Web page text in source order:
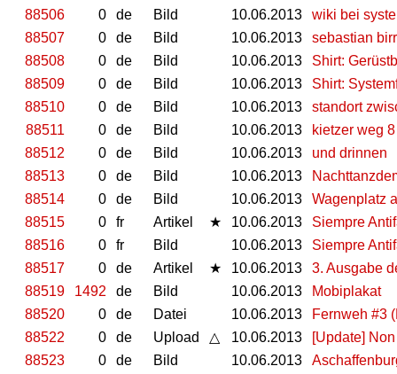
88506
0 de Bild 10.06.2013
wiki bei
88507
0 de Bild 10.06.2013
sebastian
88508
0 de Bild 10.06.2013
Shirt:
88509
0 de Bild 10.06.2013
Shirt:
88510
0 de Bild 10.06.2013
standort
88511
0 de Bild 10.06.2013
kietzer weg
88512
0 de Bild 10.06.2013
und drinnen
88513
0 de Bild 10.06.2013
88514
0 de Bild 10.06.2013
Wagenplatz
88515
0 fr Artikel ★ 10.06.2013
Siempre
88516
0 fr Bild 10.06.2013
Siempre
88517
0 de Artikel ★ 10.06.2013
3. Ausgabe
88519
1492 de Bild 10.06.2013
Mobiplakat
88520
0 de Datei 10.06.2013
Fernweh #3
88522
0 de Upload △ 10.06.2013
[Update]
88523
0 de Bild 10.06.2013